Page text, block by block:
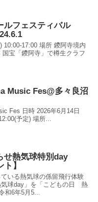
ルフェスティバル
10:00-17:00 場所 鑁阿寺境内
宝「鑁阿寺」で樽生クラフ
Music Fes@多々良沼
Fes 日時 2026年6月14日
予定) 場所...
せ熱気球特別day
】
いる熱気球の係留飛行体験
気球day」を「こどもの日 熱
和6年5月5...